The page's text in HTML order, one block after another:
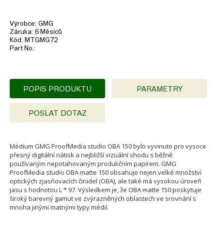
Výrobce GMG
Záruka 6 Měsíců
Kód
MTGMG72
Part No.
POPIS PRODUKTU PARAMETRY
POSLAT DOTAZ
Médium GMG ProofMedia studio OBA 150 bylo vyvinuto pro vysoce
přesný digitální nátisk a nejbližší vizuální shodu s běžně
používaným nepotahovaným produkčním papírem. GMG
ProofMedia studio OBA matte 150 obsahuje nejen velké množství
optických zjasňovacích činidel (OBA), ale také má vysokou úroveň
jasu s hodnotou L * 97. Výsledkem je, že OBA matte 150 poskytuje
široký barevný gamut ve zvýrazněných oblastech ve srovnání s
mnoha jinými matnými typy médií.